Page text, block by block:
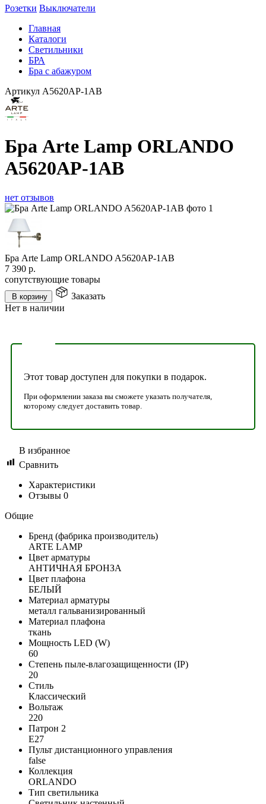
Розетки Выключатели
Главная
Каталоги
Светильники
БРА
Бра с абажуром
Артикул A5620AP-1AB
Бра Arte Lamp ORLANDO
A5620AP-1AB
нет отзывов
Бра Arte Lamp ORLANDO A5620AP-1AB
7 390 р.
сопутствующие товары
В корзину
Заказать
Нет в наличии
Этот товар доступен для покупки в подарок.
При оформлении заказа вы сможете указать получателя,
которому следует доставить товар.
В избранное
Сравнить
Характеристики
Отзывы 0
Общие
Бренд (фабрика производитель)
ARTE LAMP
Цвет арматуры
АНТИЧНАЯ БРОНЗА
Цвет плафона
БЕЛЫЙ
Материал арматуры
металл гальванизированный
Материал плафона
ткань
Мощность LED (W)
60
Степень пыле-влагозащищенности (IP)
20
Стиль
Классический
Вольтаж
220
Патрон 2
E27
Пульт дистанционного управления
false
Коллекция
ORLANDO
Тип светильника